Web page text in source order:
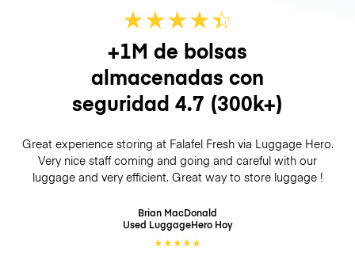
★★★★☆
★
+1M de bolsas
almacenadas con
seguridad 4.7 (300k+)
Great experience storing at Falafel Fresh via Luggage Hero.
Very nice staff coming and going and careful with our
luggage and very efficient. Great way to store luggage !
Brian MacDonald
Used LuggageHero Hoy
★★★★★